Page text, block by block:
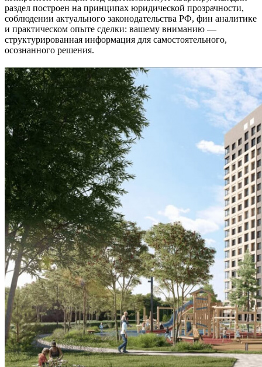
раздел построен на принципах юридической прозрачности,
соблюдении актуального законодательства РФ, фин аналитике
и практическом опыте сделки: вашему вниманию —
структурированная информация для самостоятельного,
осознанного решения.